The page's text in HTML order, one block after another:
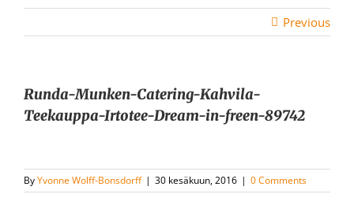
Previous
Runda-Munken-Catering-Kahvila-
Teekauppa-Irtotee-Dream-in-freen-89742
ByYvonne Wolff-Bonsdorff | 30 kesäkuun, 2016 | 0 Comments